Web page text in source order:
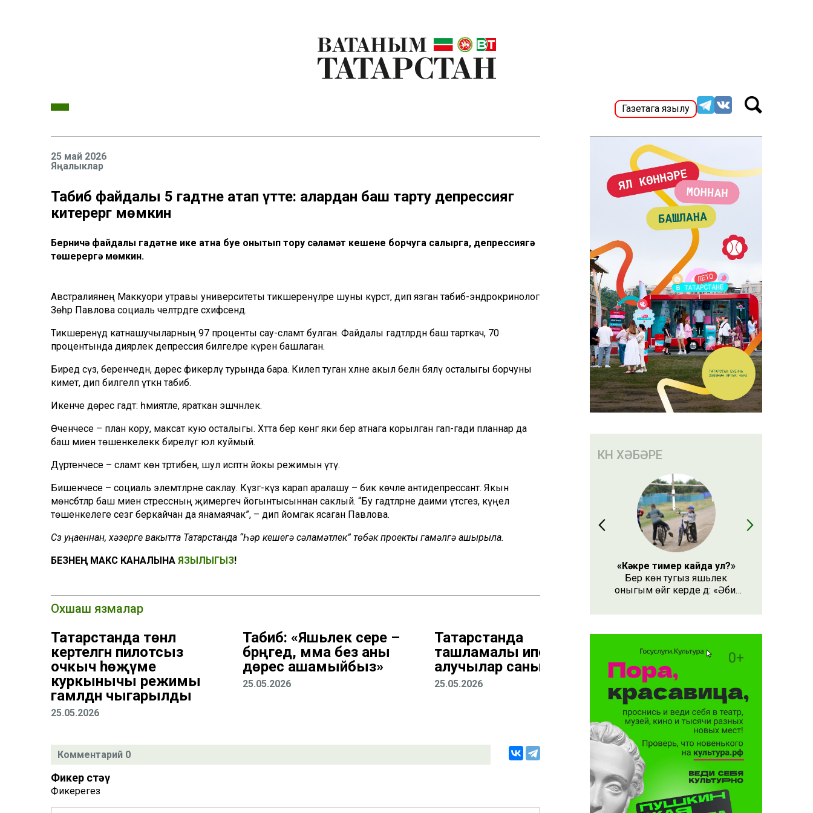
Газетага язылу
25 май 2026
Яңалыклар
Табиб файдалы 5 гадәтне атап үтте: алардан баш тарту депрессиягә
китерергә мөмкин
Берничә файдалы гадәтне ике атна буе онытып тору сәламәт кешене борчуга салырга, депрессиягә
төшерергә мөмкин.
Австралиянең Маккуори утравы университеты тикшеренүләре шуны күрсәтә, дип язган табиб-эндрокринолог
Зөһрә Павлова социаль челтәрдәге сәхифәсендә.
Тикшеренүдә катнашучыларның 97 проценты сау-сәламәт булган. Файдалы гадәтләрдән баш тарткач, 70
процентында диярлек депрессия билгеләре күренә башлаган.
Биредә сүз, беренчедән, дөрес фикерләү турында бара. Килеп туган хәлне акыл белән бәяләү осталыгы борчуны
киметә, дип билгеләп үткән табиб.
Икенче дөрес гадәт: әһәмиятле, яраткан эшчәнлек.
Өченчесе – план кору, максат кую осталыгы. Хәтта бер көнгә яки бер атнага корылган гап-гади планнар да
баш миенә төшенкелеккә бирелүгә юл куймый.
Дүртенчесе – сәламәт көн тәртибен, шул исәптән йокы режимын үтәү.
Бишенчесе – социаль элемтәләрне саклау. Күзгә-күз карап аралашу – бик көчле антидепрессант. Якын
мөнәсәбәтләр баш миен стрессның җимергеч йогынтысыннан саклый. “Бу гадәтләрне даими үтәсәгез, күңел
төшенкелеге сезгә беркайчан да янамаячак”, – дип йомгак ясаган Павлова.
Сүз уңаеннан, хәзерге вакытта Татарстанда “Һәр кешегә сәламәтлек” төбәк проекты гамәлгә ашырыла.
БЕЗНЕҢ МАКС КАНАЛЫНА ЯЗЫЛЫГЫЗ!
Охшаш язмалар
Татарстанда төнлә
кертелгән пилотсыз
очкыч һөҗүме
куркынычы режимы
гамәлдән чыгарылды
25.05.2026
Табиб: «Яшьлек сере –
бәрәңгедә, әмма без аны
дөрес ашамыйбыз»
25.05.2026
Татарстанда
ташламалы ипотека
алучылар саны кимегән
25.05.2026
Комментарий 0
Фикер өстәү
Фикерегез
КӨН ХӘБӘРЕ
«Кәкре тимер кайда ул?»
Бер көн тугыз яшьлек
оныгым өйгә керде дә: «Әби,
ул?» – дип сорады.